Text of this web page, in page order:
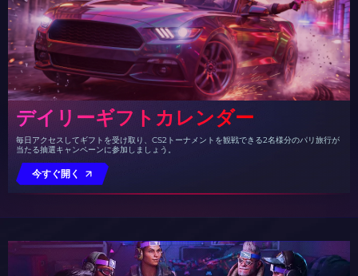
デイリーギフトカレンダー
毎日アクセスしてギフトを受け取り、CS2トーナメントを観戦できる2名様分のパリ旅行が
当たる抽選キャンペーンに参加しましょう。
今すぐ開く